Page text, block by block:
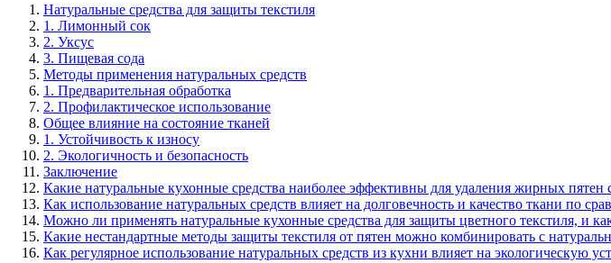
Натуральные средства для защиты текстиля
1. Лимонный сок
2. Уксус
3. Пищевая сода
Методы применения натуральных средств
1. Предварительная обработка
2. Профилактическое использование
Общее влияние на состояние тканей
1. Устойчивость к износу
2. Экологичность и безопасность
Заключение
Какие натуральные кухонные средства наиболее эффективны для удаления жирных пятен
Как использование натуральных средств влияет на долговечность и качество ткани по
Можно ли применять натуральные кухонные средства для защиты цветного текстиля, и
Какие нестандартные методы защиты текстиля от пятен можно комбинировать с
Как регулярное использование натуральных средств из кухни влияет на экологическую